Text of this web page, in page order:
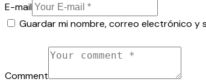
E-mail
Guardar mi nombre, correo electrónico y
Comment